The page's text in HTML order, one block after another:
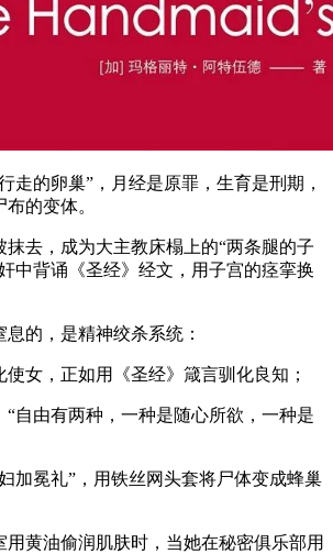
走的卵巢”，月经是原罪，生育是刑期，
的变体。
抹去，成为大主教床榻上的“两条腿的子
中背诵《圣经》经文，用子宫的痉挛换
的，是精神绞杀系统：
女，正如用《圣经》箴言驯化良知；
“自由有两种，一种是随心所欲，一种是
加冕礼”，用铁丝网头套将尸体变成蜂巢
用黄油偷润肌肤时，当她在秘密俱乐部用